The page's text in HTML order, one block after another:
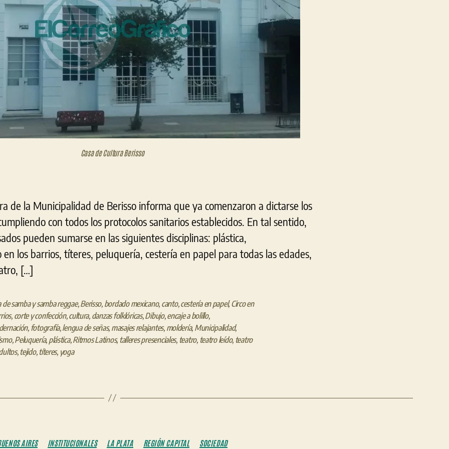
Casa de Cultura Berisso
de la Municipalidad de Berisso informa que ya comenzaron a dictarse los
con todos los protocolos sanitarios establecidos. En tal sentido,
pueden sumarse en las siguientes disciplinas: plástica,
los barrios, títeres, peluquería, cestería en papel para todas las edades,
[…]
de samba y samba reggae,Berisso, bordado mexicano, canto,cestería en papel,Circo en
, corte y confección,cultura, danzas folklóricas,Dibujo,encaje a bolillo,
, fotografía,lengua de señas, masajes relajantes, moldería, Municipalidad,
,Peluquería, plástica,Ritmos Latinos, talleres presenciales, teatro, teatro leído, teatro
, tejido, títeres, yoga
Categorías
AIRES INSTITUCIONALES LA PLATA REGIÓN CAPITAL SOCIEDAD